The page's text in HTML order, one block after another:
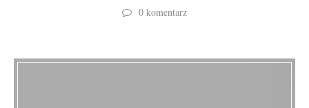
0 komentarz